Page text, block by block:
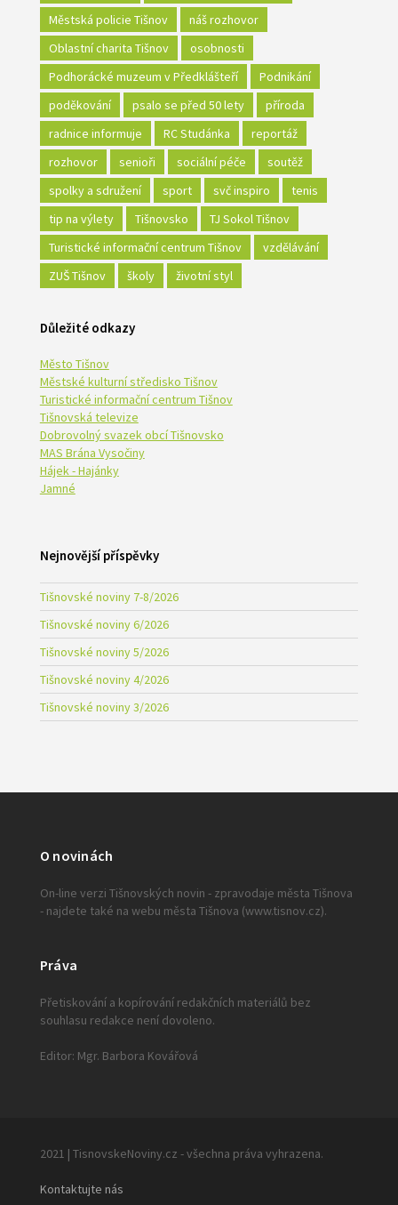
Městská policie Tišnov
náš rozhovor
Oblastní charita Tišnov
osobnosti
Podhorácké muzeum v Předklášteří
Podnikání
poděkování
psalo se před 50 lety
příroda
radnice informuje
RC Studánka
reportáž
rozhovor
senioři sociální péče
soutěž
spolky a sdružení
sport svč inspiro
tenis
tip na výlety
Tišnovsko
TJ Sokol Tišnov
Turistické informační centrum Tišnov
vzdělávání
ZUŠ Tišnov
školy životní styl
Důležité odkazy
Město Tišnov
Městské kulturní středisko Tišnov
Turistické informační centrum Tišnov
Tišnovská televize
Dobrovolný svazek obcí Tišnovsko
MAS Brána Vysočiny
Hájek - Hajánky
Jamné
Nejnovější příspěvky
Tišnovské noviny 7-8/2026
Tišnovské noviny 6/2026
Tišnovské noviny 5/2026
Tišnovské noviny 4/2026
Tišnovské noviny 3/2026
O novinách
On-line verzi Tišnovských novin - zpravodaje města Tišnova
- najdete také na webu města Tišnova (www.tisnov.cz).
Práva
Přetiskování a kopírování redakčních materiálů bez
souhlasu redakce není dovoleno.
Editor: Mgr. Barbora Kovářová
2021 | TisnovskeNoviny.cz - všechna práva vyhrazena.
Kontaktujte nás